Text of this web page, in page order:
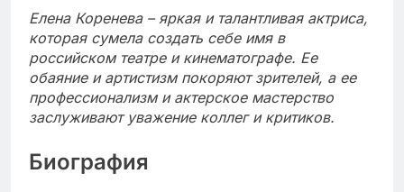
Елена Коренева – яркая и талантливая актриса,
которая сумела создать себе имя в
российском театре и кинематографе. Ее
обаяние и артистизм покоряют зрителей, а ее
профессионализм и актерское мастерство
заслуживают уважение коллег и критиков.
Биография